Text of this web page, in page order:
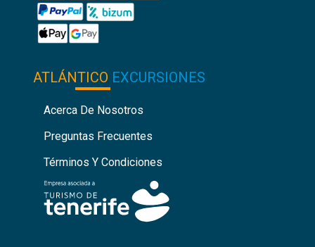
ATLÁNTICO EXCURSIONES
Acerca De Nosotros
Preguntas Frecuentes
Términos Y Condiciones